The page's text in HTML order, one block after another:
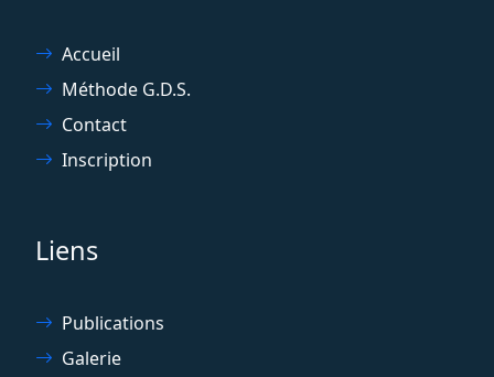
Accueil
Méthode G.D.S.
Contact
Inscription
Liens
Publications
Galerie